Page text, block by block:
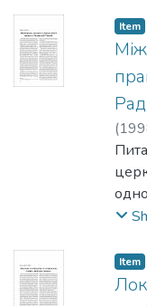
—
Item
(
Item